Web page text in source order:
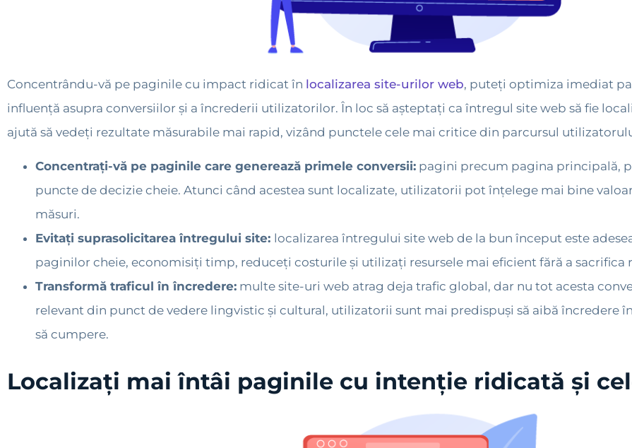
Concentrându-vă pe paginile cu impact ridicat în localizarea site-urilor web, puteți optimiza imediat
influență asupra conversiilor și a încrederii utilizatorilor. În loc să așteptați ca întregul site web să fie
ajută să vedeți rezultate măsurabile mai rapid, vizând punctele cele mai critice din parcursul
Concentrați-vă pe paginile care generează primele conversii: pagini precum pagina principală,
puncte de decizie cheie. Atunci când acestea sunt localizate, utilizatorii pot înțelege mai bine
măsuri.
Evitați suprasolicitarea întregului site: localizarea întregului site web de la bun început este
paginilor cheie, economisiți timp, reduceți costurile și utilizați resursele mai eficient fără a sacrifica
Transformă traficul în încredere: multe site-uri web atrag deja trafic global, dar nu tot acesta
relevant din punct de vedere lingvistic și cultural, utilizatorii sunt mai predispuși să aibă încredere
să cumpere.
Localizați mai întâi paginile cu intenție ridicată și